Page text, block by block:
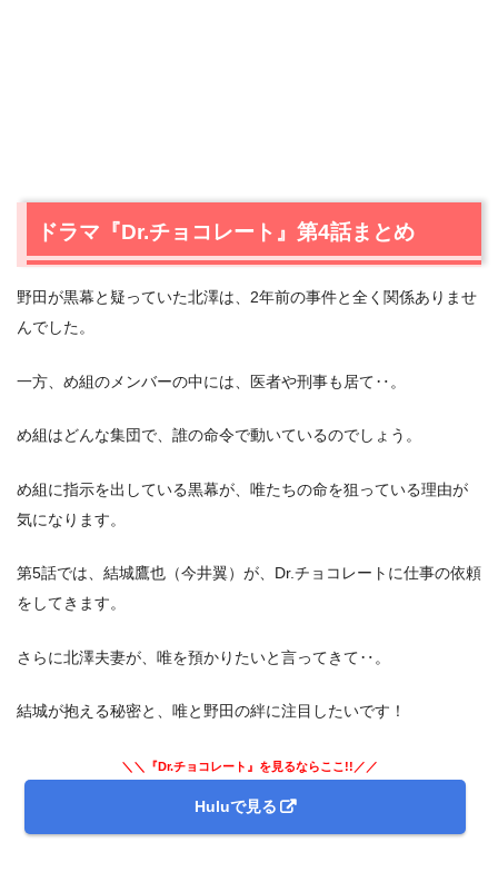
ドラマ『Dr.チョコレート』第4話まとめ
野田が黒幕と疑っていた北澤は、2年前の事件と全く関係ありませ
んでした。
一方、め組のメンバーの中には、医者や刑事も居て‥。
め組はどんな集団で、誰の命令で動いているのでしょう。
め組に指示を出している黒幕が、唯たちの命を狙っている理由が
気になります。
第5話では、結城鷹也（今井翼）が、Dr.チョコレートに仕事の依頼
をしてきます。
さらに北澤夫妻が、唯を預かりたいと言ってきて‥。
結城が抱える秘密と、唯と野田の絆に注目したいです！
＼＼『Dr.チョコレート』を見るならここ!!／／
Huluで見る